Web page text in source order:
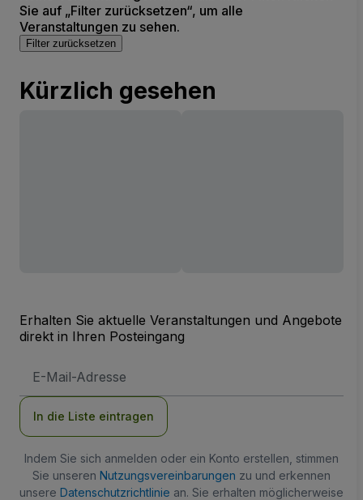
Sie auf „Filter zurücksetzen“, um alle
Veranstaltungen zu sehen.
Filter zurücksetzen
Kürzlich gesehen
Erhalten Sie aktuelle Veranstaltungen und Angebote
direkt in Ihren Posteingang
Mail-
In die Liste eintragen
Indem Sie sich anmelden oder ein Konto erstellen, stimmen
Sie unseren Nutzungsvereinbarungen zu und erkennen
unsere Datenschutzrichtlinie an. Sie erhalten möglicherweise